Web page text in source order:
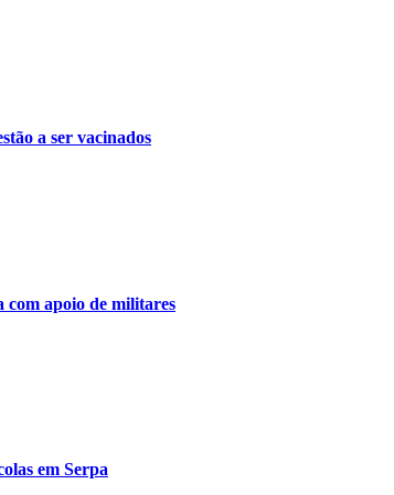
a ser vacinados
com apoio de militares
em Serpa